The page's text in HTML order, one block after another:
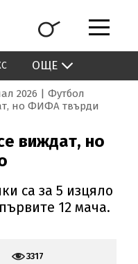
ОЩЕ
2026
Футбол
но ФИФА твърди
виждат, но
са за 5 изцяло
12 мача.
3317